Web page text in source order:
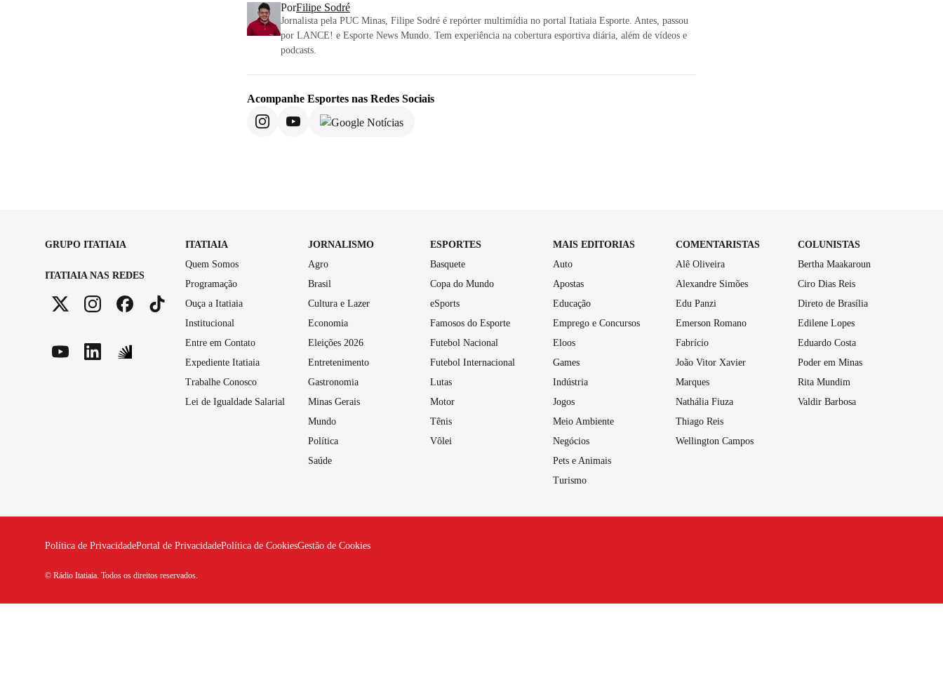
PorFilipe Sodré
Jornalista pela PUC Minas, Filipe Sodré é repórter multimídia no portal Itatiaia Esporte. Antes, passou
por LANCE! e Esporte News Mundo. Tem experiência na cobertura esportiva diária, além de vídeos e
podcasts.
Acompanhe Esportes nas Redes Sociais
GRUPO ITATIAIA
ITATIAIA NAS REDES
ITATIAIA
Quem Somos
Programação
Ouça a Itatiaia
Institucional
Entre em Contato
Expediente Itatiaia
Trabalhe Conosco
Lei de Igualdade Salarial
JORNALISMO
Agro
Brasil
Cultura e Lazer
Economia
Eleições 2026
Entretenimento
Gastronomia
Minas Gerais
Mundo
Política
Saúde
ESPORTES
Basquete
Copa do Mundo
eSports
Famosos do Esporte
Futebol Nacional
Futebol Internacional
Lutas
Motor
Tênis
Vôlei
MAIS EDITORIAS
Auto
Apostas
Educação
Emprego e Concursos
Eloos
Games
Indústria
Jogos
Meio Ambiente
Negócios
Pets e Animais
Turismo
COMENTARISTAS
Alê Oliveira
Alexandre Simões
Edu Panzi
Emerson Romano
Fabrício
João Vitor Xavier
Marques
Nathália Fiuza
Thiago Reis
Wellington Campos
COLUNISTAS
Bertha Maakaroun
Ciro Dias Reis
Direto de Brasília
Edilene Lopes
Eduardo Costa
Poder em Minas
Rita Mundim
Valdir Barbosa
Política de PrivacidadePortal de PrivacidadePolítica de CookiesGestão de Cookies
© Rádio Itatiaia. Todos os direitos reservados.